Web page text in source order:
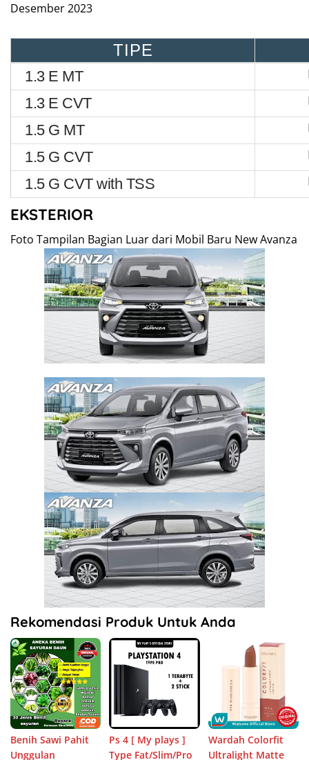
Desember 2023
TIPE
1.3 E MT
1.3 E CVT
1.5 G MT
1.5 G CVT
1.5 G CVT with TSS
EKSTERIOR
Foto Tampilan Bagian Luar dari Mobil Baru New Avanza
Rekomendasi Produk Untuk Anda
Benih Sawi Pahit
Unggulan
Ps 4 [ My plays ]
Type Fat/Slim/Pro
Wardah Colorfit
Ultralight Matte